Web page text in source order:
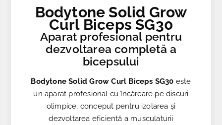
Bodytone Solid Grow
Curl Biceps SG30
Aparat profesional pentru
dezvoltarea completă a
bicepsului
Bodytone Solid Grow Curl Biceps SG30 este
un aparat profesional cu încărcare pe discuri
olimpice, conceput pentru izolarea și
dezvoltarea eficientă a musculaturii